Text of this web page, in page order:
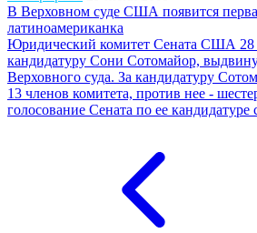
В Верховном суде США появится
латиноамериканка
Юридический комитет Сената США 28
кандидатуру Сони Сотомайор,
Верховного суда. За кандидатуру
13 членов комитета, против нее -
голосование Сената по ее кандидатуре